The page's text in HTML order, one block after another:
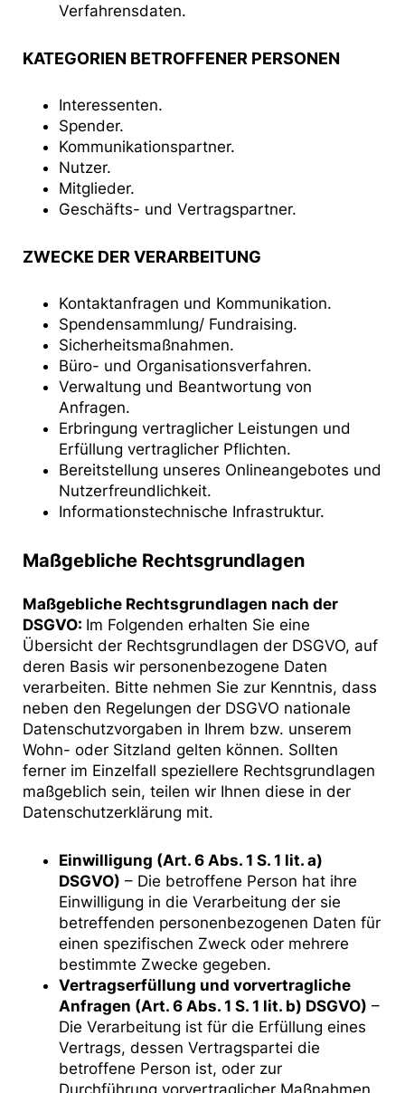
Verfahrensdaten.
KATEGORIEN BETROFFENER PERSONEN
Interessenten.
Spender.
Kommunikationspartner.
Nutzer.
Mitglieder.
Geschäfts- und Vertragspartner.
ZWECKE DER VERARBEITUNG
Kontaktanfragen und Kommunikation.
Spendensammlung/ Fundraising.
Sicherheitsmaßnahmen.
Büro- und Organisationsverfahren.
Verwaltung und Beantwortung von
Anfragen.
Erbringung vertraglicher Leistungen und
Erfüllung vertraglicher Pflichten.
Bereitstellung unseres Onlineangebotes und
Nutzerfreundlichkeit.
Informationstechnische Infrastruktur.
Maßgebliche Rechtsgrundlagen
Maßgebliche Rechtsgrundlagen nach der
DSGVO: Im Folgenden erhalten Sie eine
Übersicht der Rechtsgrundlagen der DSGVO, auf
deren Basis wir personenbezogene Daten
verarbeiten. Bitte nehmen Sie zur Kenntnis, dass
neben den Regelungen der DSGVO nationale
Datenschutzvorgaben in Ihrem bzw. unserem
Wohn- oder Sitzland gelten können. Sollten
ferner im Einzelfall speziellere Rechtsgrundlagen
maßgeblich sein, teilen wir Ihnen diese in der
Datenschutzerklärung mit.
Einwilligung (Art. 6 Abs. 1 S. 1 lit. a)
DSGVO) – Die betroffene Person hat ihre
Einwilligung in die Verarbeitung der sie
betreffenden personenbezogenen Daten für
einen spezifischen Zweck oder mehrere
bestimmte Zwecke gegeben.
Vertragserfüllung und vorvertragliche
Anfragen (Art. 6 Abs. 1 S. 1 lit. b) DSGVO) –
Die Verarbeitung ist für die Erfüllung eines
Vertrags, dessen Vertragspartei die
betroffene Person ist, oder zur
Durchführung vorvertraglicher Maßnahmen